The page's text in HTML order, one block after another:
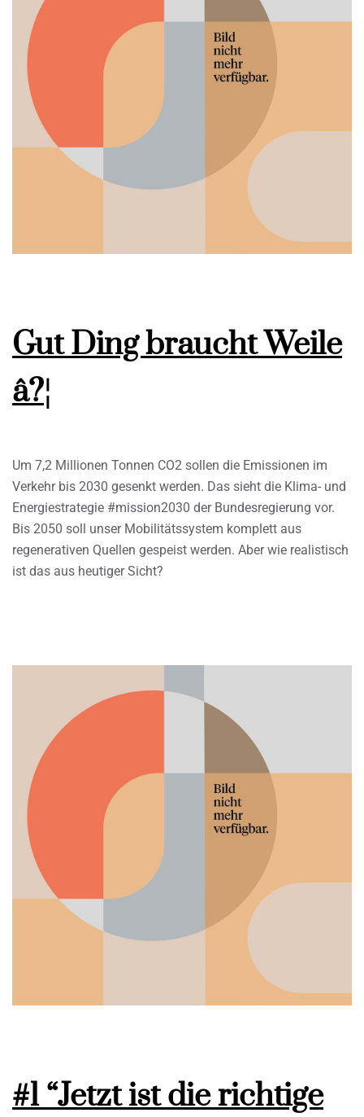
Gut Ding braucht Weile
â?¦
Um 7,2 Millionen Tonnen CO2 sollen die Emissionen im
Verkehr bis 2030 gesenkt werden. Das sieht die Klima- und
Energiestrategie #mission2030 der Bundesregierung vor.
Bis 2050 soll unser Mobilitätssystem komplett aus
regenerativen Quellen gespeist werden. Aber wie realistisch
ist das aus heutiger Sicht?
#1 “Jetzt ist die richtige